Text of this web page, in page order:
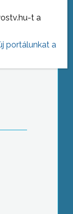
t a
portálunkat a